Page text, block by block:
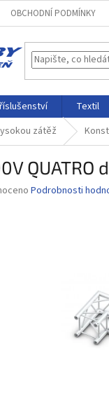
OBCHODNÍ PODMÍNKY
Textil
zátěž
QUATRO
Podrobnosti